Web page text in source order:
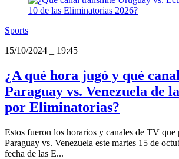
Sports
15/10/2024
19:45
¿A qué hora jugó y qué
Paraguay vs. Venezuela de
por Eliminatorias?
Estos fueron los horarios y canales de TV que
Paraguay vs. Venezuela este martes 15 de
fecha de las E...